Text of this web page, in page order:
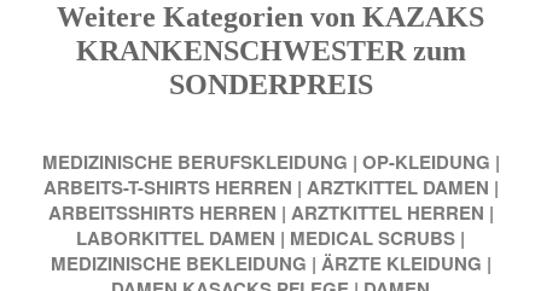
Weitere Kategorien von KAZAKS
KRANKENSCHWESTER zum
SONDERPREIS
MEDIZINISCHE BERUFSKLEIDUNG | OP-KLEIDUNG |
ARBEITS-T-SHIRTS HERREN | ARZTKITTEL DAMEN |
ARBEITSSHIRTS HERREN | ARZTKITTEL HERREN |
LABORKITTEL DAMEN | MEDICAL SCRUBS |
MEDIZINISCHE BEKLEIDUNG | ÄRZTE KLEIDUNG |